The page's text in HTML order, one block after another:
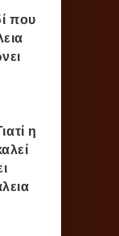
που
η